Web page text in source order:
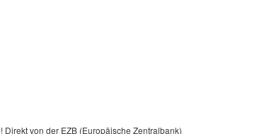
von der EZB (Europäische Zentralbank)